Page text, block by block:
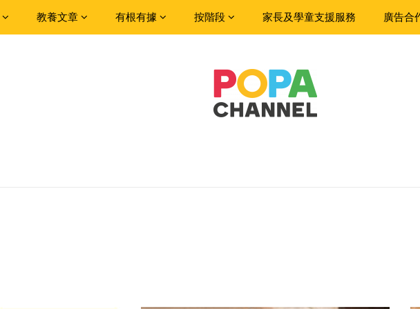
教養文章 有根有據 按階段 家長及學童支援服務 廣告合